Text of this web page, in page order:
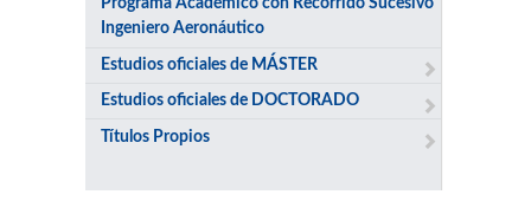
Programa Académico con Recorrido Sucesivo
Ingeniero Aeronáutico
Estudios oficiales de MÁSTER
Estudios oficiales de DOCTORADO
Títulos Propios